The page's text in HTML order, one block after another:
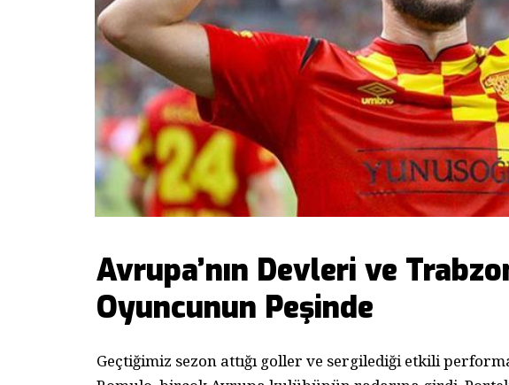
Avrupa’nın Devleri ve
Oyuncunun Peşinde
Geçtiğimiz sezon attığı goller ve sergilediği etkili